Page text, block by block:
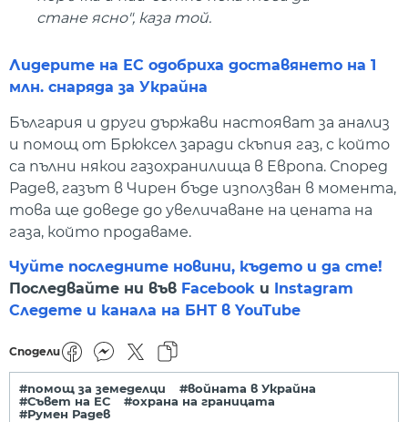
стане ясно", каза той.
Лидерите на ЕС одобриха доставянето на 1
млн. снаряда за Украйна
България и други държави настояват за анализ
и помощ от Брюксел заради скъпия газ, с който
са пълни някои газохранилища в Европа. Според
Радев, газът в Чирен бъде използван в момента,
това ще доведе до увеличаване на цената на
газа, който продаваме.
Чуйте последните новини, където и да сте!
Последвайте ни във Facebook и
Instagram
Следете и канала на БНТ в YouTube
Сподели
#помощ за земеделци
#войната в Украйна
#Съвет на ЕС
#охрана на границата
#Румен Радев